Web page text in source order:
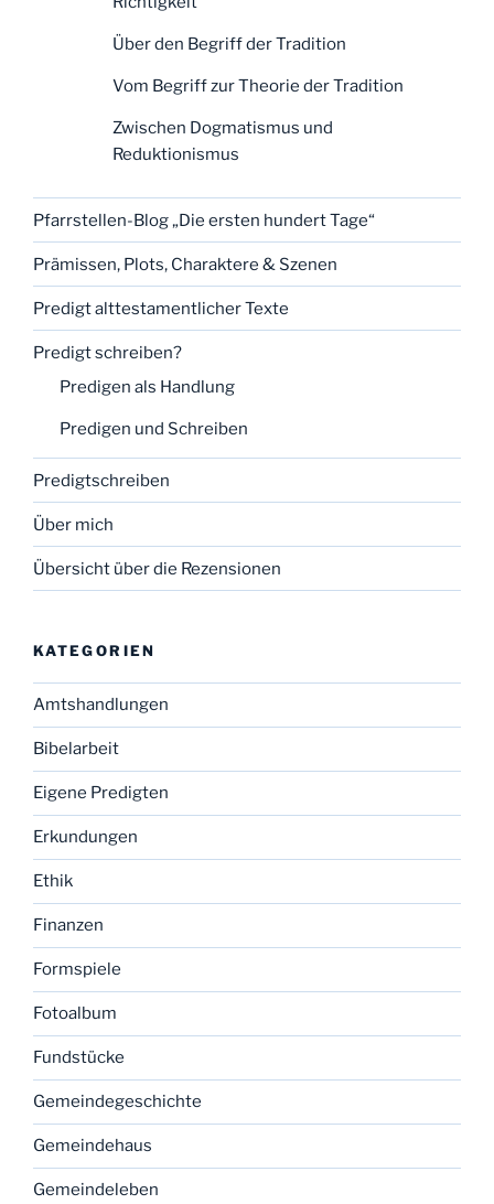
Über den Begriff der Tradition
Vom Begriff zur Theorie der Tradition
Zwischen Dogmatismus und
Reduktionismus
Pfarrstellen-Blog „Die ersten hundert Tage“
Prämissen, Plots, Charaktere & Szenen
Predigt alttestamentlicher Texte
Predigt schreiben?
Predigen als Handlung
Predigen und Schreiben
Predigtschreiben
Über mich
Übersicht über die Rezensionen
KATEGORIEN
Amtshandlungen
Bibelarbeit
Eigene Predigten
Erkundungen
Ethik
Finanzen
Formspiele
Fotoalbum
Fundstücke
Gemeindegeschichte
Gemeindehaus
Gemeindeleben